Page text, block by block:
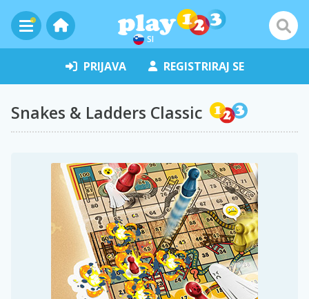
SI
PRIJAVA REGISTRIRAJ SE
Snakes & Ladders Classic